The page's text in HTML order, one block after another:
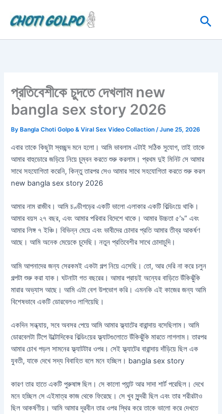
content
প্রতিবেশীকে চুদতে দেখলাম new
bangla sex story 2026
By Bangla Choti Golpo & Viral Sex Video Collaction/June 25, 2026
এবার তাকে কিছুটা স্বচ্ছন্দ মনে হলো। আমি ভাবলাম এটাই সঠিক সুযোগ, তাই তাকে
আমার বাহুডোরে জড়িয়ে নিয়ে চুম্বন করতে শুরু করলাম। প্রথম দুই মিনিট সে আমার
সাথে সহযোগিতা করেনি, কিন্তু তারপর সেও আমার সাথে সহযোগিতা করতে শুরু করল
new bangla sex story 2026
আমার নাম রাজীব। আমি চণ্ডীগড়ের একটি ভালো এলাকার একটি বিল্ডিংয়ে থাকি।
আমার বয়স ২৭ বছর, এবং আমার পরিবার বিদেশে থাকে। আমার উচ্চতা ৫’৯” এবং
আমার লিঙ্গ ৭ ইঞ্চি। বিভিন্ন মেয়ে এবং ভাবীদের চোদার প্রতি আমার তীব্র আকর্ষণ
আছে। আমি অনেক মেয়েকে চুদেছি। নতুন প্রতিবেশীর সাথে চোদাচুদি।
আমি আপনাদের জন্য সেরকমই একটা গল্প নিয়ে এসেছি। তো, আর দেরি না করে চলুন
গল্পটা শুরু করা যাক। ঘটনাটা গত বছরের। আমার প্রায়ই অন্যের বাড়িতে উঁকিঝুঁকি
মারার অভ্যাস আছে। আমি এটা বেশ উপভোগ করি। এমনকি এই কাজের জন্য আমি
বিশেষভাবে একটি ডোরবেলও লাগিয়েছি।
একদিন সন্ধ্যায়, সবে অবসর পেয়ে আমি আমার ফ্ল্যাটের বারান্দায় বসেছিলাম। আমি
ডোরবেলটা টিপে উল্টোদিকের বিল্ডিংয়ের ফ্ল্যাটগুলোতে উঁকিঝুঁকি মারতে লাগলাম। তারপর
আমার চোখ পড়ল সামনের ফ্ল্যাটটার ওপর। সেই ফ্ল্যাটের বারান্দায় দাঁড়িয়ে ছিল এক
যুবতী, যাকে দেখে সদ্য বিবাহিত বলে মনে হচ্ছিল। bangla sex story
কারণ তার হাতে একটি পুরুষাঙ্গ ছিল। সে কালো প্যান্ট আর সাদা শার্ট পরেছিল। দেখে
মনে হচ্ছিল সে এইমাত্র কাজ থেকে ফিরেছে। সে খুব সুন্দরী ছিল এবং তার শরীরটাও
ছিল আকর্ষণীয়। আমি আমার দূরবীন তার ওপর স্থির করে তাকে ভালো করে দেখতে